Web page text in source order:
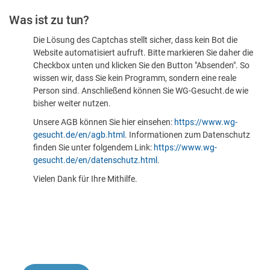
sind
Was ist zu tun?
Die Lösung des Captchas stellt sicher, dass kein Bot die
Website automatisiert aufruft. Bitte markieren Sie daher die
Checkbox unten und klicken Sie den Button "Absenden". So
wissen wir, dass Sie kein Programm, sondern eine reale
Person sind. Anschließend können Sie WG-Gesucht.de wie
bisher weiter nutzen.
Unsere AGB können Sie hier einsehen: https://www.wg-
gesucht.de/en/agb.html . Informationen zum Datenschutz
finden Sie unter folgendem Link: https://www.wg-
gesucht.de/en/datenschutz.html .
Vielen Dank für Ihre Mithilfe.